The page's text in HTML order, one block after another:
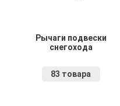
Рычаги подвески
снегохода
83 товара